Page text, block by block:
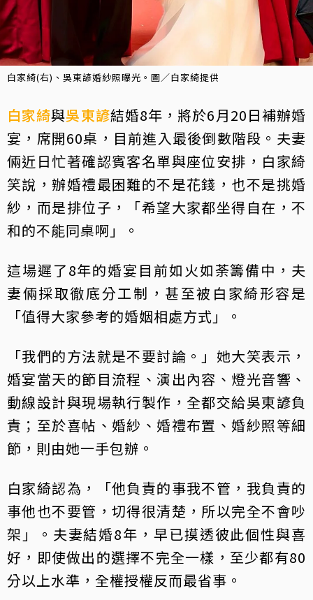
白家綺(右)、吳東諺婚紗照曝光。圖／白家綺提供
白家綺與吳東諺結婚8年，將於6月20日補辦婚
宴，席開60桌，目前進入最後倒數階段。夫妻
倆近日忙著確認賓客名單與座位安排，白家綺
笑說，辦婚禮最困難的不是花錢，也不是挑婚
紗，而是排位子，「希望大家都坐得自在，不
和的不能同桌啊」。
這場遲了8年的婚宴目前如火如荼籌備中，夫
妻倆採取徹底分工制，甚至被白家綺形容是
「值得大家參考的婚姻相處方式」。
「我們的方法就是不要討論。」她大笑表示，
婚宴當天的節目流程、演出內容、燈光音響、
動線設計與現場執行製作，全都交給吳東諺負
責；至於喜帖、婚紗、婚禮布置、婚紗照等細
節，則由她一手包辦。
白家綺認為，「他負責的事我不管，我負責的
事他也不要管，切得很清楚，所以完全不會吵
架」。夫妻結婚8年，早已摸透彼此個性與喜
好，即使做出的選擇不完全一樣，至少都有80
分以上水準，全權授權反而最省事。